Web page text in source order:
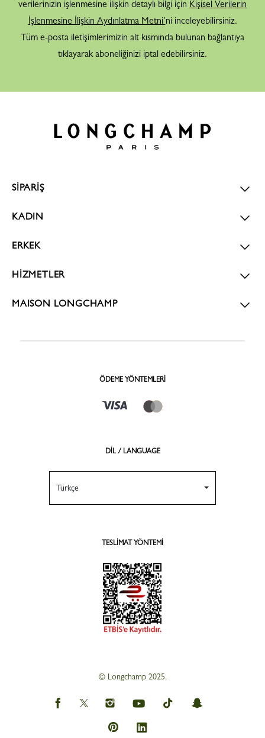
verilerinizin işlenmesine ilişkin detaylı bilgi için Kişisel Verilerin
İşlenmesine İlişkin Aydınlatma Metni’ni inceleyebilirsiniz.
Tüm e-posta iletişimlerimizin alt kısmında bulunan bağlantıya
tıklayarak aboneliğinizi iptal edebilirsiniz.
SİPARİŞ
KADIN
ERKEK
HİZMETLER
MAISON LONGCHAMP
ÖDEME YÖNTEMLERI
DİL / LANGUAGE
Türkçe
TESLIMAT YÖNTEMI
© Longchamp 2025.